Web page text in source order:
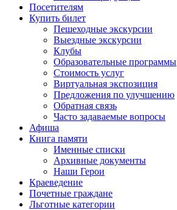
Посетителям
Купить билет
Пешеходные экскурсии
Выездные экскурсии
Клубы
Образовательные программы
Стоимость услуг
Виртуальная экспозиция
Предложения по улучшению
Обратная связь
Часто задаваемые вопросы
Афиша
Книга памяти
Именные списки
Архивные документы
Наши Герои
Краеведение
Почетные граждане
Льготные категории